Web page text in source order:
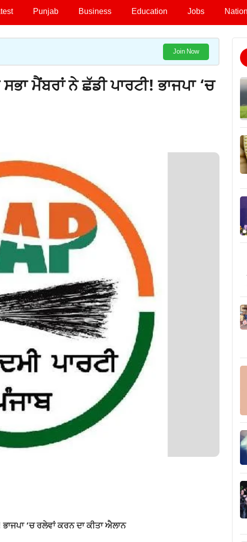
Punjab Business Education Jobs
Join Now
ਮੈਂਬਰਾਂ ਨੇ ਛੱਡੀ ਪਾਰਟੀ! ਭਾਜਪਾ ‘ਚ
‘ਚ ਰਲੇਵਾਂ ਕਰਨ ਦਾ ਕੀਤਾ ਐਲਾਨ